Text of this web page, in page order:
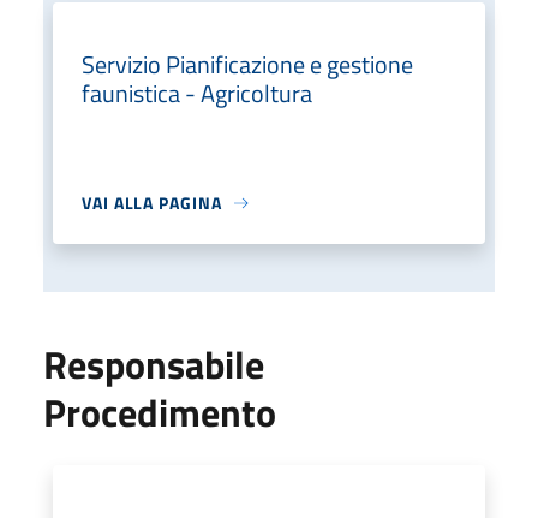
Servizio Pianificazione e gestione
faunistica - Agricoltura
VAI ALLA PAGINA
Responsabile
Procedimento